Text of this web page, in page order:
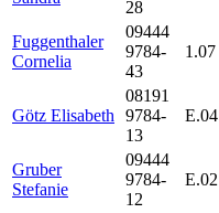
28
Fuggenthaler
Cornelia
09444
9784-
43
1.07
Götz Elisabeth
08191
9784-
13
E.04
Gruber
Stefanie
09444
9784-
12
E.02